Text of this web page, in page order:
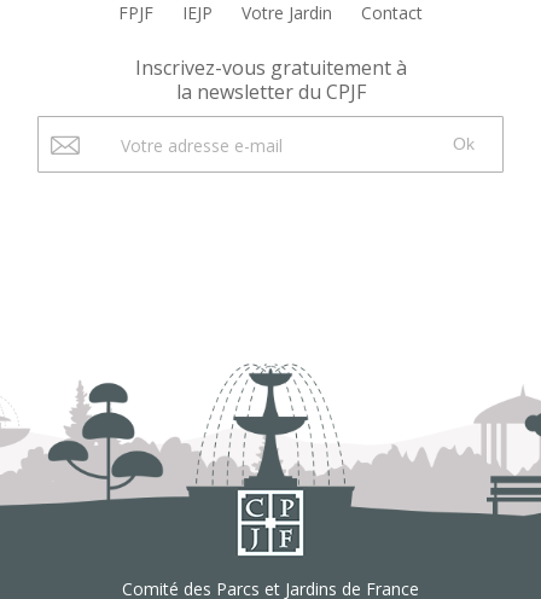
FPJF
IEJP Votre Jardin Contact
Inscrivez-vous gratuitement à
la newsletter du CPJF
Ok
Comité des Parcs et Jardins de France